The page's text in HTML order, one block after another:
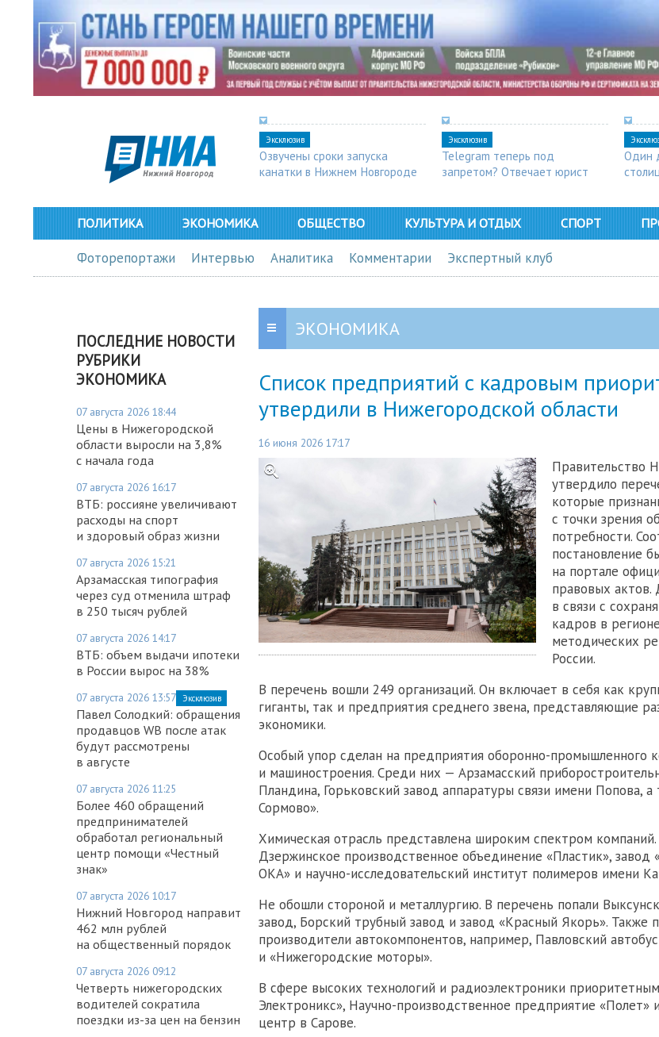
Эксклюзив
Озвучены сроки запуска
канатки в Нижнем Новгороде
Эксклюзив
Telegram теперь под
запретом? Отвечает юрист
Один
ПОЛИТИКА ЭКОНОМИКА ОБЩЕСТВО КУЛЬТУРА И ОТДЫХ СПОРТ
Фоторепортажи Интервью Аналитика Комментарии Экспертный клуб
ПОСЛЕДНИЕ НОВОСТИ
РУБРИКИ
ЭКОНОМИКА
07 августа 2026 18:44
Цены в Нижегородской
области выросли на 3,8%
с начала года
07 августа 2026 16:17
ВТБ: россияне увеличивают
расходы на спорт
и здоровый образ жизни
07 августа 2026 15:21
Арзамасская типография
через суд отменила штраф
в 250 тысяч рублей
07 августа 2026 14:17
ВТБ: объем выдачи ипотеки
в России вырос на 38%
07 августа 2026 13:57 Эксклюзив
Павел Солодкий: обращения
продавцов WB после атак
будут рассмотрены
в августе
07 августа 2026 11:25
Более 460 обращений
предпринимателей
обработал региональный
центр помощи «Честный
знак»
07 августа 2026 10:17
Нижний Новгород направит
462 млн рублей
на общественный порядок
07 августа 2026 09:12
Четверть нижегородских
водителей сократила
поездки из-за цен на бензин
ЭКОНОМИКА
Список предприятий с кадровым
утвердили в Нижегородской области
16 июня 2026 17:17
Правительство
утвердило
которые
с точки зрения
потребности.
постановление
на портале
правовых актов.
в связи с
кадров в
методических
России.
В перечень вошли 249 организаций. Он включает в себя как
гиганты, так и предприятия среднего звена, представляющие
экономики.
Особый упор сделан на предприятия оборонно-промышленного
и машиностроения. Среди них — Арзамасский
Пландина, Горьковский завод аппаратуры связи имени Попова,
Сормово».
Химическая отрасль представлена широким спектром компаний.
Дзержинское производственное объединение «Пластик», завод
ОКА» и научно-исследовательский институт полимеров имени
Не обошли стороной и металлургию. В перечень попали
завод, Борский трубный завод и завод «Красный Якорь». Также
производители автокомпонентов, например, Павловский
и «Нижегородские моторы».
В сфере высоких технологий и радиоэлектроники
Электроникс», Научно-производственное предприятие
центр в Сарове.